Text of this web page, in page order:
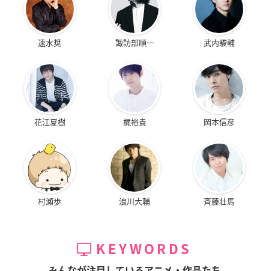
速水奨 諏訪部順一 武内駿輔
花江夏樹 梶裕貴 岡本信彦
村瀬歩 浪川大輔 斉藤壮馬
KEYWORDS